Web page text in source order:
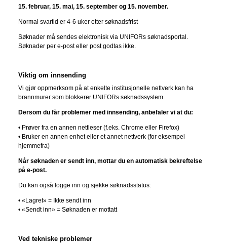
15. februar, 15. mai, 15. september og 15. november.
Normal svartid er 4-6 uker etter søknadsfrist
Søknader må sendes elektronisk via UNIFORs søknadsportal.
Søknader per e-post eller post godtas ikke.
Viktig om innsending
Vi gjør oppmerksom på at enkelte institusjonelle nettverk kan ha
brannmurer som blokkerer UNIFORs søknadssystem.
Dersom du får problemer med innsending, anbefaler vi at du:
• Prøver fra en annen nettleser (f.eks. Chrome eller Firefox)
• Bruker en annen enhet eller et annet nettverk (for eksempel
hjemmefra)
Når søknaden er sendt inn, mottar du en automatisk bekreftelse
på e-post.
Du kan også logge inn og sjekke søknadsstatus:
• «Lagret» = Ikke sendt inn
• «Sendt inn» = Søknaden er mottatt
Ved tekniske problemer